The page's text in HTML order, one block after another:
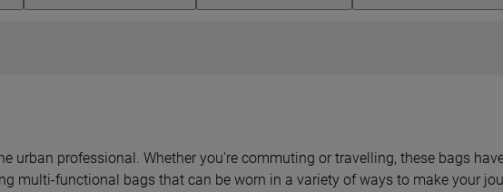
urban professional. Whether you're commuting or travelling, these bags
multi-functional bags that can be worn in a variety of ways to make your